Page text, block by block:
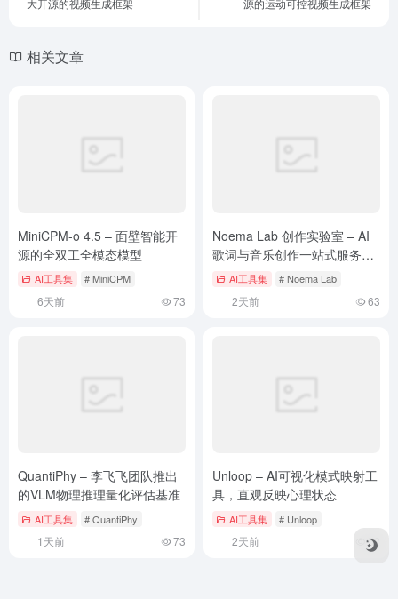
相关文章
MiniCPM-o 4.5 – 面壁智能开
源的全双工全模态模型
AI工具集 # MiniCPM
6天前 73
Noema Lab 创作实验室 – AI
歌词与音乐创作一站式服务平
台 AI工具集 # Noema Lab
2天前 63
QuantiPhy – 李飞飞团队推出
的VLM物理推理量化评估基准
AI工具集 # QuantiPhy
1天前 73
Unloop – AI可视化模式映射工
具，直观反映心理状态
AI工具集 # Unloop
2天前 52